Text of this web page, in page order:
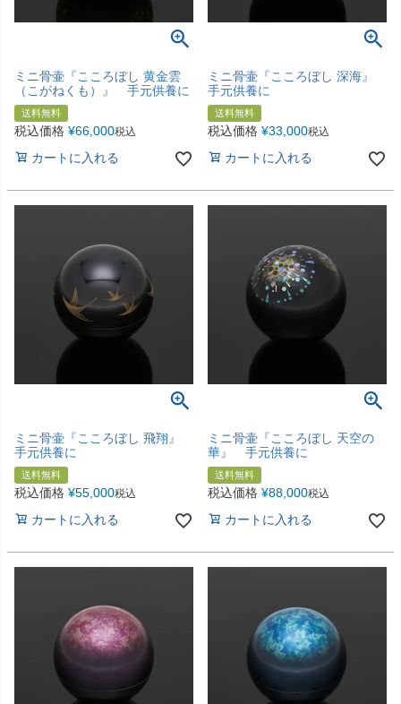
ミニ骨壷『こころぼし 黄金雲
（こがねくも）』 手元供養に
送料無料
税込価格 ¥66,000税込
カートに入れる
ミニ骨壷『こころぼし 深海』
手元供養に
送料無料
税込価格 ¥33,000税込
カートに入れる
ミニ骨壷『こころぼし 飛翔』
手元供養に
送料無料
税込価格 ¥55,000税込
カートに入れる
ミニ骨壷『こころぼし 天空の
華』 手元供養に
送料無料
税込価格 ¥88,000税込
カートに入れる